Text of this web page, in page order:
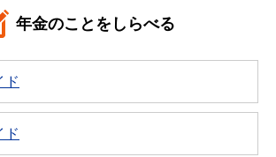
年金のことをしらべる
ド
ド